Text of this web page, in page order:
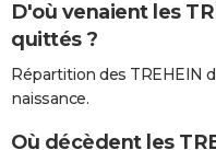
D'où venaient les
quittés ?
Répartition des TREHEIN
naissance.
Où décèdent les